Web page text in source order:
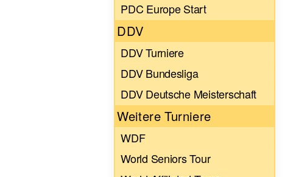
PDC Europe Start
DDV
DDV Turniere
DDV Bundesliga
DDV Deutsche Meisterschaft
Weitere Turniere
WDF
World Seniors Tour